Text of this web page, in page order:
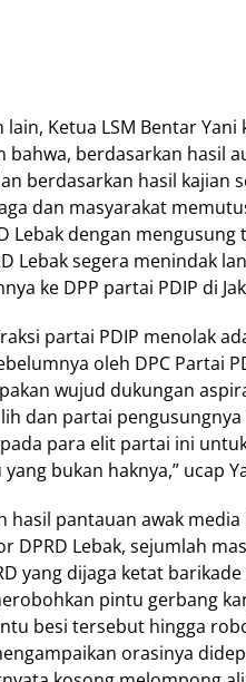
lain, Ketua LSM Bentar
bahwa, berdasarkan hasil
berdasarkan hasil kajian
dan masyarakat
Lebak dengan
Lebak segera menindak
ke DPP partai PDIP di
partai PDIP menolak
oleh DPC Partai
wujud dukungan
dan partai
para elit partai ini
bukan haknya,” ucap
hasil pantauan awak
DPRD Lebak, sejumlah
yang dijaga ketat
pintu gerbang
besi tersebut hingga
orasinya